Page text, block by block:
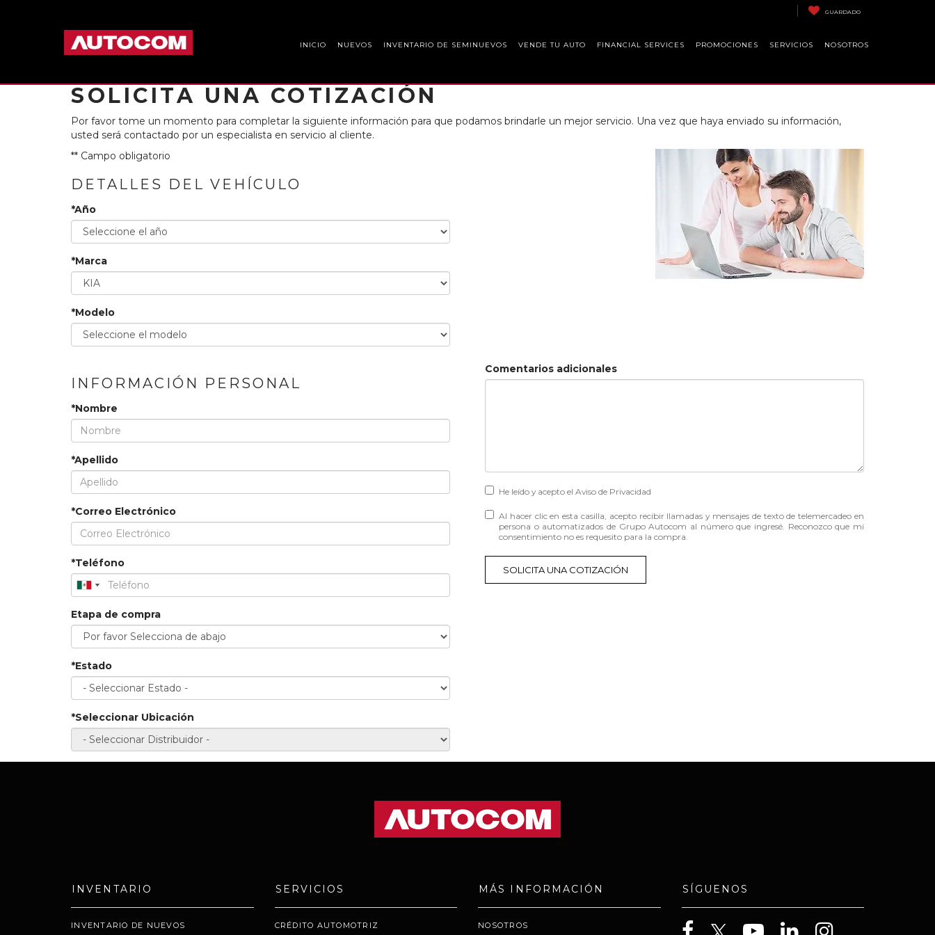
GUARDADO
INICIO NUEVOS INVENTARIO DE SEMINUEVOS VENDE TU AUTO FINANCIAL SERVICES PROMOCIONES SERVICIOS NOSOTROS
SOLICITA UNA COTIZACIÓN
Por favor tome un momento para completar la siguiente información para que podamos brindarle un mejor servicio. Una vez que haya enviado su información,
usted será contactado por un especialista en servicio al cliente.
** Campo obligatorio
DETALLES DEL VEHÍCULO
*Año
*Marca
*Modelo
INFORMACIÓN PERSONAL
*Nombre
*Apellido
*Correo Electrónico
*Teléfono
Etapa de compra
*Estado
*Seleccionar Ubicación
Comentarios adicionales
He leído y acepto el Aviso de Privacidad
Al hacer clic en esta casilla, acepto recibir llamadas y mensajes de texto de telemercadeo en
persona o automatizados de Grupo Autocom al número que ingresé. Reconozco que mi
consentimiento no es requesito para la compra.
SOLICITA UNA COTIZACIÓN
INVENTARIO
INVENTARIO DE NUEVOS
SERVICIOS
CRÉDITO AUTOMOTRIZ
MÁS INFORMACIÓN
NOSOTROS
SÍGUENOS